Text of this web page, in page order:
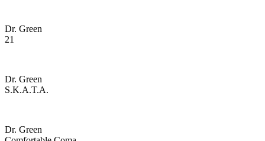
Dr. Green
21
Dr. Green
S.k.a.t.a.
Dr. Green